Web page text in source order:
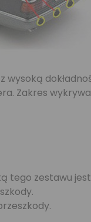
Zakres
zestawu